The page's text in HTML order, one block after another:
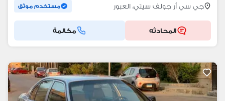
جي سي أر جولف سيتي، العبور
مستخدم موثق
المحادثه مكالمة